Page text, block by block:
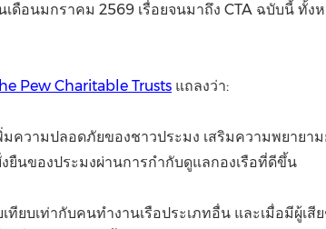
อนมกราคม 2569 เรื่อยจนมาถึง CTA ฉบับนี้ ทั้
Pew Charitable Trusts แถลงว่า:
ความปลอดภัยของชาวประมง เสริมความพยายา
ยืนของประมงผ่านการกำกับดูแลกองเรือที่ดีขึ้น
ยบเท่ากับคนทำงานเรือประเภทอื่น และเมื่อมีผู้เ